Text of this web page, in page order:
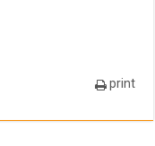
print